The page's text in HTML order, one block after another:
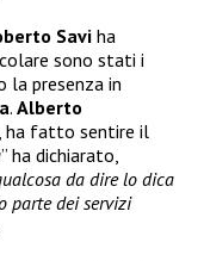
Saviha
sono stati i
presenza in
. Alberto
ha fatto sentire il
” ha dichiarato,
da dire lo dica
parte dei servizi